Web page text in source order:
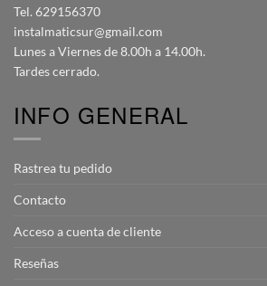
Tel. 629156370
instalmaticsur@gmail.com
Lunes a Viernes de 8.00h a 14.00h.
Tardes cerrado.
INFO GENERAL
Rastrea tu pedido
Contacto
Acceso a cuenta de cliente
Reseñas